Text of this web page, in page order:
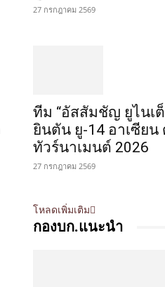
27 กรกฎาคม 2569
ทีม “อัสสัมชัญ ยูไนเ
ยินตัน ยู-14 อาเซีย
ทัวร์นาเมนต์ 2026
27 กรกฎาคม 2569
โหลดเพิ่มเติม
กองบก.แนะนำ